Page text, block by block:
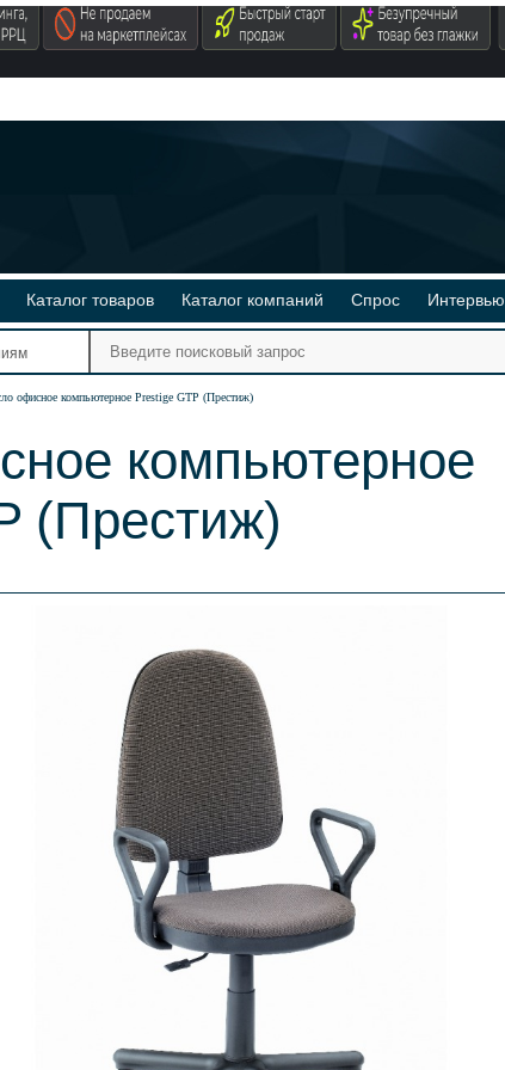
Каталог товаров Каталог компаний Спрос Интервью
офисное компьютерное Prestige GTP (Престиж)
компьютерное
(Престиж)